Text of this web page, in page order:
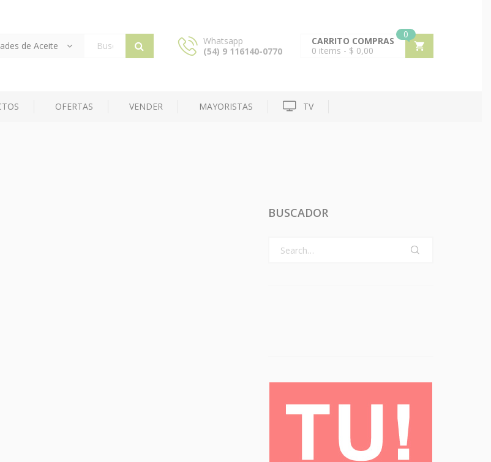
de Aceite
Products
Whatsapp
(54) 9 116140-0770
0
CARRITO COMPRAS
0 items - $ 0,00
OFERTAS VENDER MAYORISTAS TV
BUSCADOR